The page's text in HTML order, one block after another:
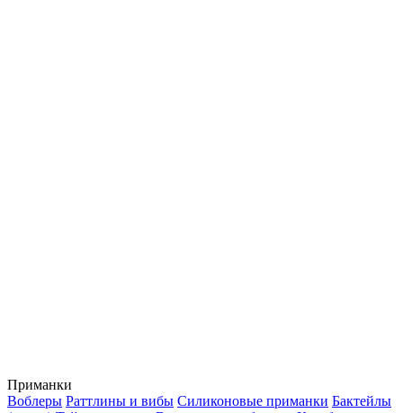
Приманки
Воблеры Раттлины и вибы Силиконовые приманки Бактейлы